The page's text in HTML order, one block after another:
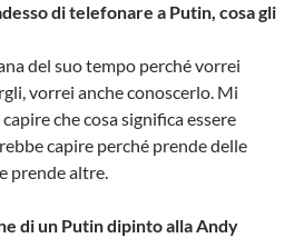
di telefonare a Putin, cosa gli
del suo tempo perché vorrei
vorrei anche conoscerlo. Mi
che cosa significa essere
capire perché prende delle
prende altre.
di un Putin dipinto alla Andy